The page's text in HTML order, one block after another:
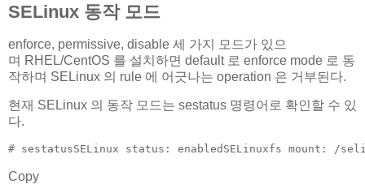
SELinux 동작 모드
enforce, permissive, disable 세 가지 모드가 있으
며 RHEL/CentOS 를 설치하면 default 로 enforce mode 로 동
작하며 SELinux 의 rule 에 어긋나는 operation 은 거부된다.
현재 SELinux 의 동작 모드는 sestatus 명령어로 확인할 수 있
다.
# sestatusSELinux status: enabledSELinuxfs mount:
Copy